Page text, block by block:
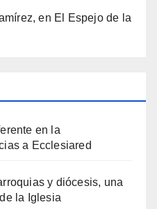
en El Espejo de la
en la
a Ecclesiared
y diócesis, una
la Iglesia